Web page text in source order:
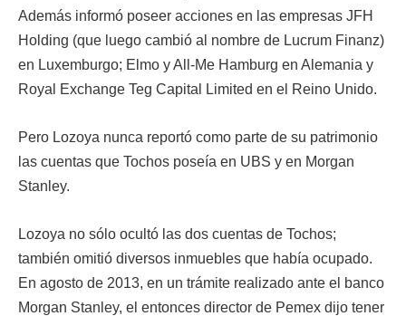
Además informó poseer acciones en las empresas JFH
Holding (que luego cambió al nombre de Lucrum Finanz)
en Luxemburgo; Elmo y All-Me Hamburg en Alemania y
Royal Exchange Teg Capital Limited en el Reino Unido.
Pero Lozoya nunca reportó como parte de su patrimonio
las cuentas que Tochos poseía en UBS y en Morgan
Stanley.
Lozoya no sólo ocultó las dos cuentas de Tochos;
también omitió diversos inmuebles que había ocupado.
En agosto de 2013, en un trámite realizado ante el banco
Morgan Stanley, el entonces director de Pemex dijo tener